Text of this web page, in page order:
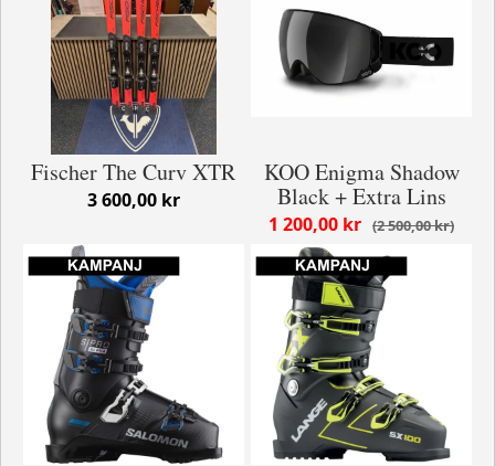
Fischer The Curv XTR
3 600,00 kr
KOO Enigma Shadow
Black + Extra Lins
2 500,00 kr
1 200,00 kr